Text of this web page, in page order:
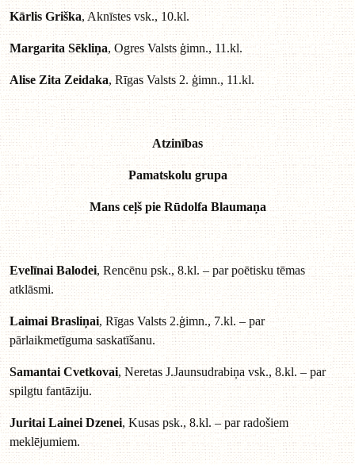
Kārlis Griška, Aknīstes vsk., 10.kl.
Margarita Sēkliņa, Ogres Valsts ģimn., 11.kl.
Alise Zita Zeidaka, Rīgas Valsts 2. ģimn., 11.kl.
Atzinības
Pamatskolu grupa
Mans ceļš pie Rūdolfa Blaumaņa
Evelīnai Balodei, Rencēnu psk., 8.kl. – par poētisku tēmas
atklāsmi.
Laimai Brasliņai, Rīgas Valsts 2.ģimn., 7.kl. – par
pārlaikmetīguma saskatīšanu.
Samantai Cvetkovai, Neretas J.Jaunsudrabiņa vsk., 8.kl. – par
spilgtu fantāziju.
Juritai Lainei Dzenei, Kusas psk., 8.kl. – par radošiem
meklējumiem.